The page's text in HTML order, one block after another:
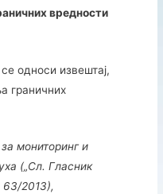
вредности
односи извештај,
граничних
мониторинг и
(„Сл. Гласник
63/2013),